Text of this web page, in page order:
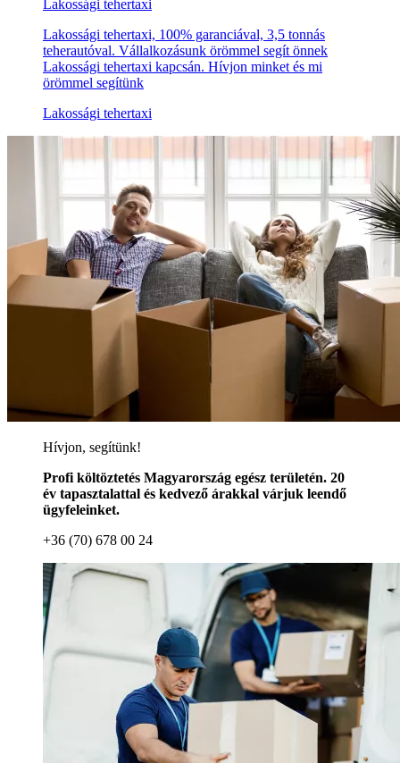
Lakossági tehertaxi
Lakossági tehertaxi, 100% garanciával, 3,5 tonnás
teherautóval. Vállalkozásunk örömmel segít önnek
Lakossági tehertaxi kapcsán. Hívjon minket és mi
örömmel segítünk
Lakossági tehertaxi
Hívjon, segítünk!
Profi költöztetés Magyarország egész területén. 20
év tapasztalattal és kedvező árakkal várjuk leendő
ügyfeleinket.
+36 (70) 678 00 24